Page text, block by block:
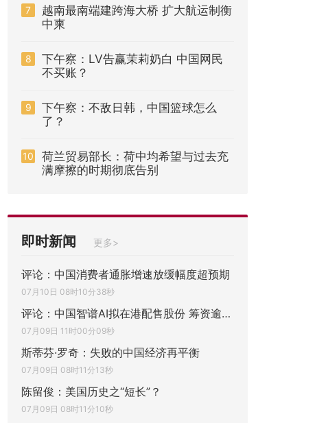
7
越南最南端建跨海大桥 扩大航运制衡
中柬
8
下午察：LV告赢茉莉奶白 中国网民
不买账？
9
下午察：不敌日韩，中国篮球怎么
了？
10
荷兰贸易部长：荷中均希望与过去充
满摩擦的时期彻底告别
即时新闻 更多>
评论：中国消费者通胀增速放缓幅度超预期
07月10日 08时10分38秒
评论：中国智谱AI拟在港配售股份 筹资逾310
07月09日 11时00分09秒
斯蒂芬·罗奇：失败的中国经济再平衡
07月09日 08时11分13秒
陈留俊：美国历史之“短长”？
07月09日 08时11分10秒